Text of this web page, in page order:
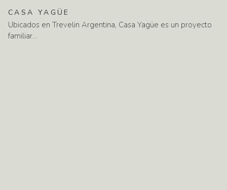
CASA YAGÜE
Ubicados en Trevelin Argentina, Casa Yagüe es un proyecto
familiar…